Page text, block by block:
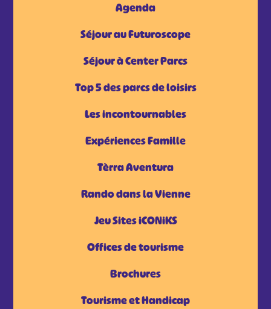
Agenda
Séjour au Futuroscope
Séjour à Center Parcs
Top 5 des parcs de loisirs
Les incontournables
Expériences Famille
Tèrra Aventura
Rando dans la Vienne
Jeu Sites iCONiKS
Offices de tourisme
Brochures
Tourisme et Handicap